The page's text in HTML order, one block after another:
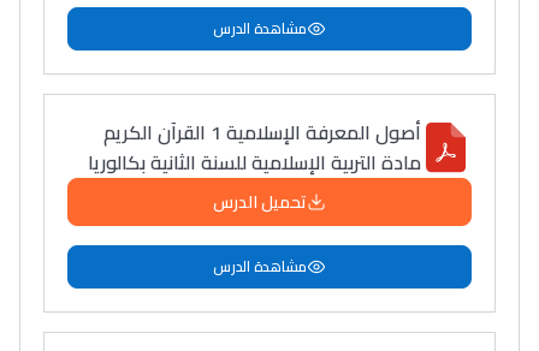
مشاهدة الدرس
أصول المعرفة الإسلامية 1 القرآن الكريم
مادة التربية الإسلامية للسنة الثانية بكالوريا
تحميل الدرس
مشاهدة الدرس